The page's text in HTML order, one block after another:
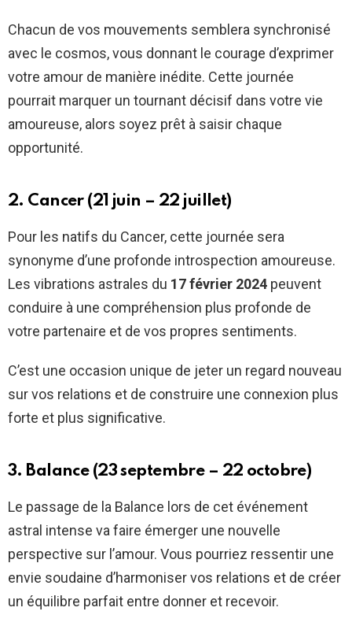
Chacun de vos mouvements semblera synchronisé
avec le cosmos, vous donnant le courage d’exprimer
votre amour de manière inédite. Cette journée
pourrait marquer un tournant décisif dans votre vie
amoureuse, alors soyez prêt à saisir chaque
opportunité.
2. Cancer (21 juin – 22 juillet)
Pour les natifs du Cancer, cette journée sera
synonyme d’une profonde introspection amoureuse.
Les vibrations astrales du 17 février 2024 peuvent
conduire à une compréhension plus profonde de
votre partenaire et de vos propres sentiments.
C’est une occasion unique de jeter un regard nouveau
sur vos relations et de construire une connexion plus
forte et plus significative.
3. Balance (23 septembre – 22 octobre)
Le passage de la Balance lors de cet événement
astral intense va faire émerger une nouvelle
perspective sur l’amour. Vous pourriez ressentir une
envie soudaine d’harmoniser vos relations et de créer
un équilibre parfait entre donner et recevoir.